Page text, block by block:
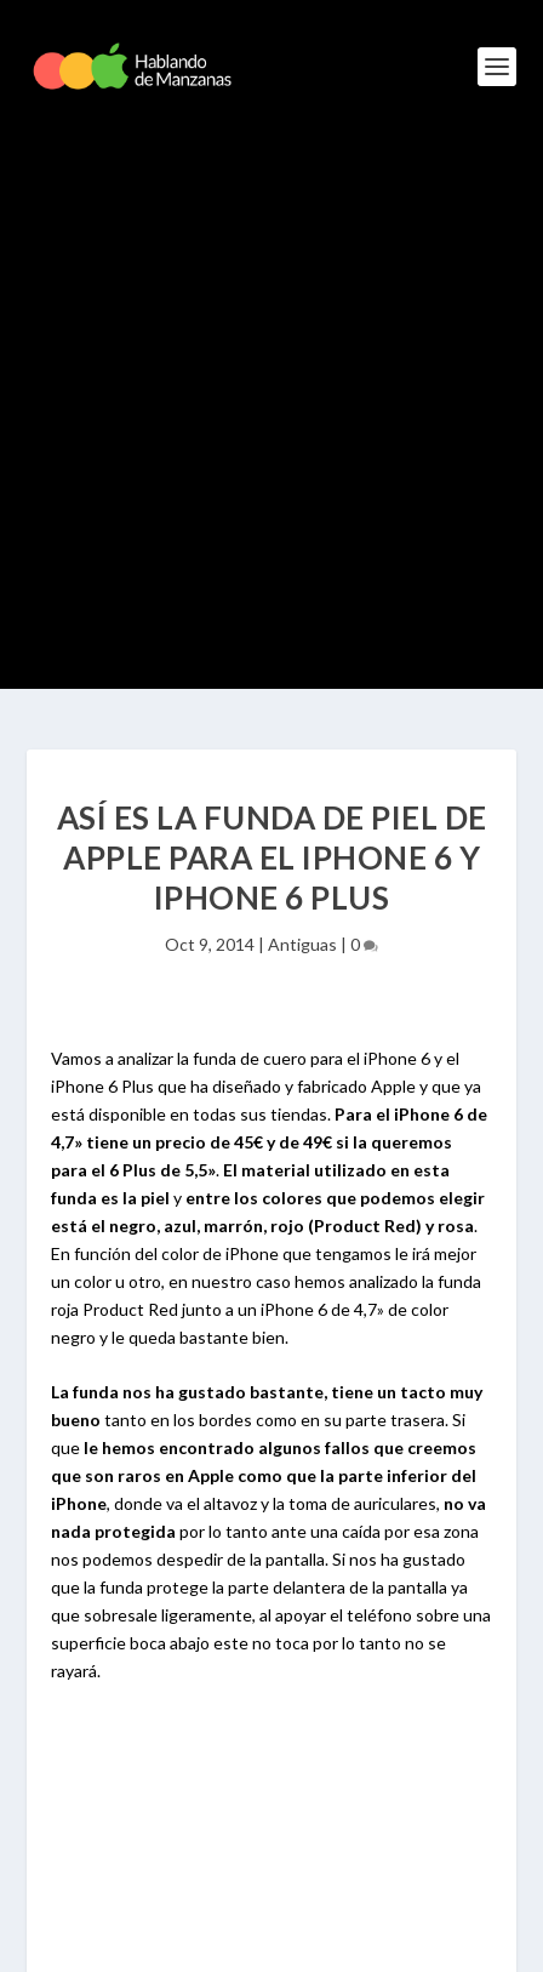
ASÍ ES LA FUNDA DE PIEL DE
APPLE PARA EL IPHONE 6 Y
IPHONE 6 PLUS
Oct 9, 2014 | Antiguas | 0
Vamos a analizar la funda de cuero para el iPhone 6 y el
iPhone 6 Plus que ha diseñado y fabricado Apple y que ya
está disponible en todas sus tiendas. Para el iPhone 6 de
4,7» tiene un precio de 45€ y de 49€ si la queremos
para el 6 Plus de 5,5». El material utilizado en esta
funda es la piel y entre los colores que podemos elegir
está el negro, azul, marrón, rojo (Product Red) y rosa.
En función del color de iPhone que tengamos le irá mejor
un color u otro, en nuestro caso hemos analizado la funda
roja Product Red junto a un iPhone 6 de 4,7» de color
negro y le queda bastante bien.
La funda nos ha gustado bastante, tiene un tacto muy
bueno tanto en los bordes como en su parte trasera. Si
que le hemos encontrado algunos fallos que creemos
que son raros en Apple como que la parte inferior del
iPhone, donde va el altavoz y la toma de auriculares, no va
nada protegida por lo tanto ante una caída por esa zona
nos podemos despedir de la pantalla. Si nos ha gustado
que la funda protege la parte delantera de la pantalla ya
que sobresale ligeramente, al apoyar el teléfono sobre una
superficie boca abajo este no toca por lo tanto no se
rayará.